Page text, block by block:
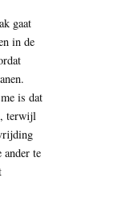
gaat
in de
is dat
terwijl
te